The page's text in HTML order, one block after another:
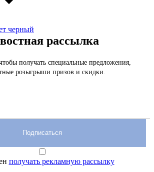
черный
рассылка
получать специальные предложения,
розыгрыши призов и скидки.
Подписаться
получать рекламную рассылку